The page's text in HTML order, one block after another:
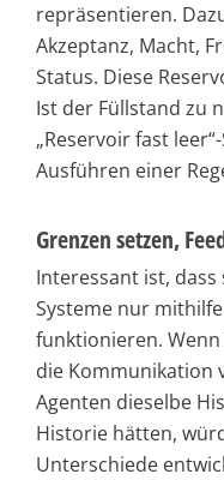
repräsentieren.
Akzeptanz, Macht,
Status. Diese
Ist der Füllstand zu
„Reservoir fast
Ausführen einer
Grenzen setzen,
Interessant ist,
Systeme nur
funktionieren.
die Kommunikation
Agenten dieselbe
Historie hätten,
Unterschiede